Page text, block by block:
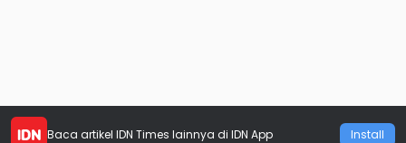
Baca artikel IDN Times lainnya di IDN App Install